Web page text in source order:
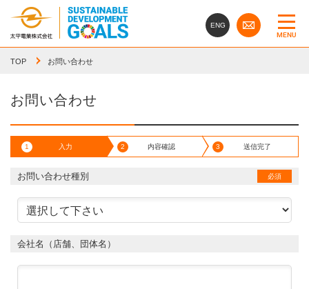
ENG
MENU
TOP お問い合わせ
お問い合わせ
1 入力 2 内容確認 3 送信完了
お問い合わせ種別 必須
会社名（店舗、団体名）